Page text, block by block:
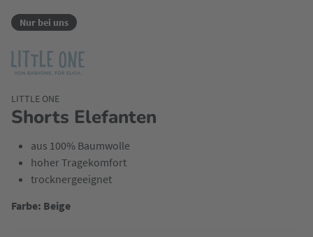
Nur bei uns
Shorts Elefanten
LITTLE ONE
aus 100% Baumwolle
hoher Tragekomfort
trocknergeeignet
Farbe: Beige